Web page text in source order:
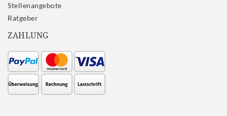
Stellenangebote
Ratgeber
ZAHLUNG